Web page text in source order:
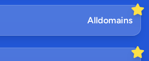
Alldomains